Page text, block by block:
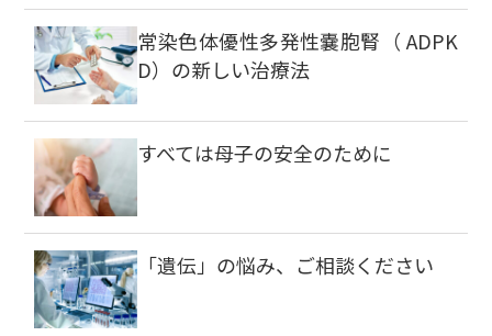
常染色体優性多発性嚢胞腎（ ADPK
D）の新しい治療法
すべては母子の安全のために
「遺伝」の悩み、ご相談ください